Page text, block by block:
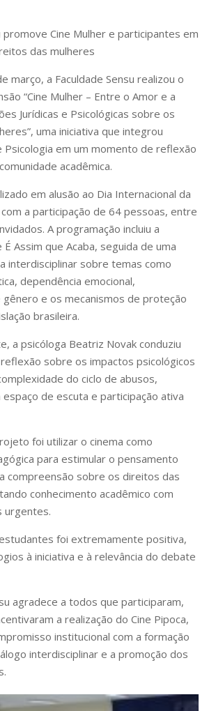
promove Cine Mulher e participantes em
das mulheres
março, a Faculdade Sensu realizou o
“Cine Mulher – Entre o Amor e a
Jurídicas e Psicológicas sobre os
uma iniciativa que integrou
Psicologia em um momento de reflexão
acadêmica.
em alusão ao Dia Internacional da
a participação de 64 pessoas, entre
A programação incluiu a
Assim que Acaba, seguida de uma
interdisciplinar sobre temas como
dependência emocional,
e os mecanismos de proteção
brasileira.
a psicóloga Beatriz Novak conduziu
sobre os impactos psicológicos
do ciclo de abusos,
de escuta e participação ativa
foi utilizar o cinema como
para estimular o pensamento
compreensão sobre os direitos das
conhecimento acadêmico com
urgentes.
foi extremamente positiva,
à iniciativa e à relevância do debate
agradece a todos que participaram,
a realização do Cine Pipoca,
institucional com a formação
interdisciplinar e a promoção dos